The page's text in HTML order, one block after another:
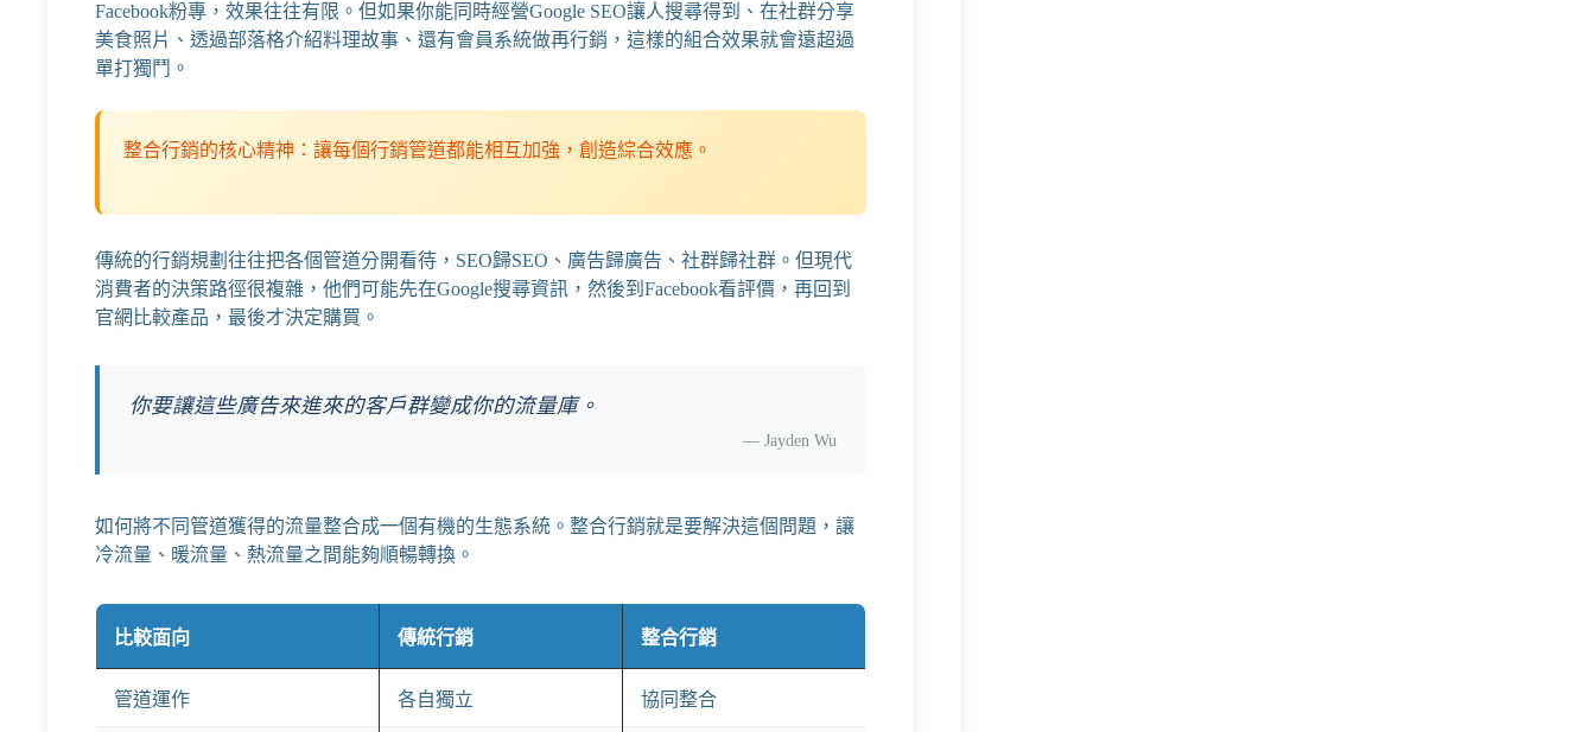
Facebook粉專，效果往往有限。但如果你能同時經營Google SEO讓人搜尋得到、在社群分享
美食照片、透過部落格介紹料理故事、還有會員系統做再行銷，這樣的組合效果就會遠超過
單打獨鬥。
整合行銷的核心精神：讓每個行銷管道都能相互加強，創造綜合效應。
傳統的行銷規劃往往把各個管道分開看待，SEO歸SEO、廣告歸廣告、社群歸社群。但現代
消費者的決策路徑很複雜，他們可能先在Google搜尋資訊，然後到Facebook看評價，再回到
官網比較產品，最後才決定購買。
你要讓這些廣告來進來的客戶群變成你的流量庫。
—Jayden Wu
如何將不同管道獲得的流量整合成一個有機的生態系統。整合行銷就是要解決這個問題，讓
冷流量、暖流量、熱流量之間能夠順暢轉換。
比較面向 傳統行銷 整合行銷
管道運作 各自獨立 協同整合